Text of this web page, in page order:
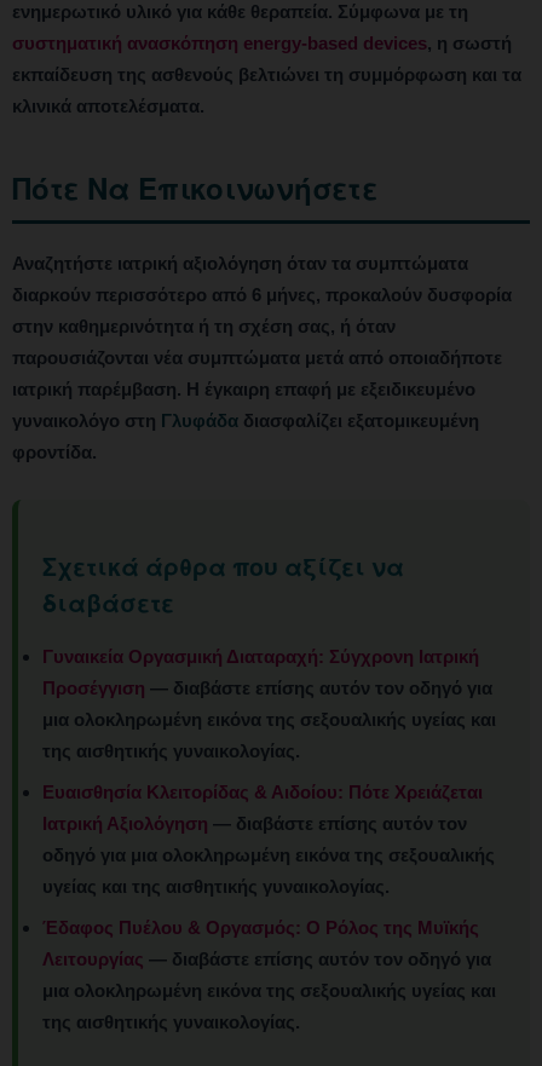
ενημερωτικό υλικό για κάθε θεραπεία. Σύμφωνα με τη
συστηματική ανασκόπηση energy-based devices, η σωστή
εκπαίδευση της ασθενούς βελτιώνει τη συμμόρφωση και τα
κλινικά αποτελέσματα.
Πότε Να Επικοινωνήσετε
Αναζητήστε ιατρική αξιολόγηση όταν τα συμπτώματα
διαρκούν περισσότερο από 6 μήνες, προκαλούν δυσφορία
στην καθημερινότητα ή τη σχέση σας, ή όταν
παρουσιάζονται νέα συμπτώματα μετά από οποιαδήποτε
ιατρική παρέμβαση. Η έγκαιρη επαφή με εξειδικευμένο
γυναικολόγο στη Γλυφάδα διασφαλίζει εξατομικευμένη
φροντίδα.
Σχετικά άρθρα που αξίζει να
διαβάσετε
Γυναικεία Οργασμική Διαταραχή: Σύγχρονη Ιατρική
Προσέγγιση — διαβάστε επίσης αυτόν τον οδηγό για
μια ολοκληρωμένη εικόνα της σεξουαλικής υγείας και
της αισθητικής γυναικολογίας.
Ευαισθησία Κλειτορίδας & Αιδοίου: Πότε Χρειάζεται
Ιατρική Αξιολόγηση — διαβάστε επίσης αυτόν τον
οδηγό για μια ολοκληρωμένη εικόνα της σεξουαλικής
υγείας και της αισθητικής γυναικολογίας.
Έδαφος Πυέλου & Οργασμός: Ο Ρόλος της Μυϊκής
Λειτουργίας — διαβάστε επίσης αυτόν τον οδηγό για
μια ολοκληρωμένη εικόνα της σεξουαλικής υγείας και
της αισθητικής γυναικολογίας.